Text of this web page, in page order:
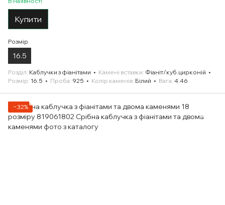
Купити
Розмір
16.5
Розділ Каблучки з фіанітами Камені вставки Фіаніт/куб.цирконій
Розмір 16.5 Проба 925 Колір каменів Білий Вага 4.46
−32%